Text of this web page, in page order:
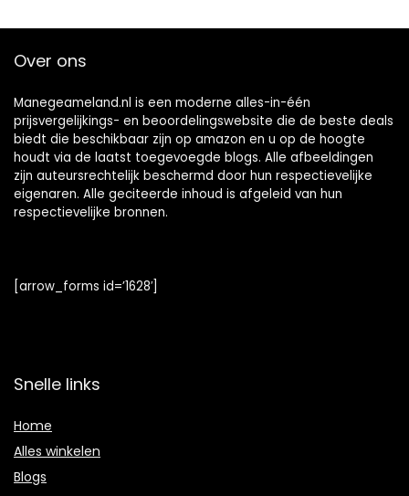
Hoefnippelsnijder
handig
Over ons
Manegeameland.nl is een moderne alles-in-één
prijsvergelijkings- en beoordelingswebsite die de beste deals
biedt die beschikbaar zijn op amazon en u op de hoogte
houdt via de laatst toegevoegde blogs. Alle afbeeldingen
zijn auteursrechtelijk beschermd door hun respectievelijke
eigenaren. Alle geciteerde inhoud is afgeleid van hun
respectievelijke bronnen.
[arrow_forms id=’1628′]
Snelle links
Home
Alles winkelen
Blogs